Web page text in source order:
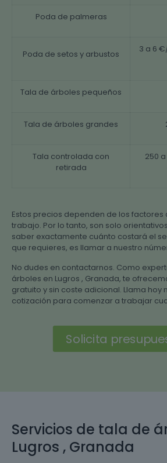
Poda de palmeras
Poda de setos y arbustos
3 a 6
Tala de árboles pequeños
Tala de árboles grandes
Tala controlada con
retirada
250
Estos precios dependen de los factores
trabajo. Por lo tanto, son solo
saber exactamente cuánto costará el
que requieres, es llamar a nuestro
No dudes en contactarnos. Como
árboles en Lugros , Granada, te
gratuito y sin coste adicional. Llama hoy
cotización para comenzar a trabajar
Solicita
Servicios de tala de
Lugros , Granada